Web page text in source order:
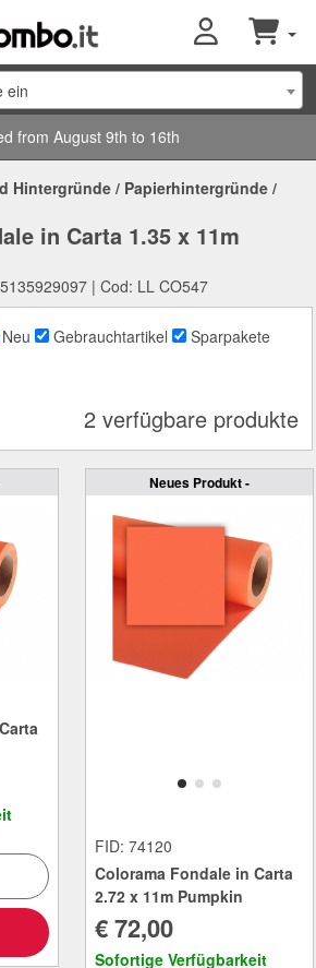
ein
from August 9th to 16th
Hintergründe / Papierhintergründe /
in Carta 1.35 x 11m
| Cod: LL CO547
Neu Gebrauchtartikel
Sparpakete
2 verfügbare produkte
Neues Produkt -
FID: 74120
Colorama Fondale in Carta
2.72 x 11m Pumpkin
€ 72,00
Sofortige Verfügbarkeit